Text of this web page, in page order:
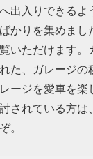
出入りできる
かりを集めま
いただけます
た、ガレージ
ージを愛車を
されている方
。